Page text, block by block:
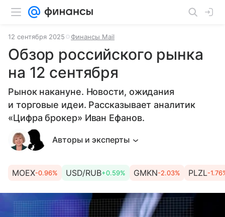
12 сентября 2025 Финансы Mail
Обзор российского рынка
на 12 сентября
Рынок накануне. Новости, ожидания
и торговые идеи. Рассказывает аналитик
«Цифра брокер» Иван Ефанов.
Авторы и эксперты
MOEX-0.96% USD/RUB+0.59% GMKN-2.03% PLZL-